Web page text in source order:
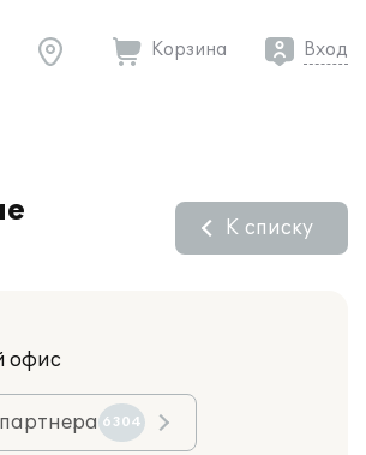
Корзина Вход
К списку
офис
6304